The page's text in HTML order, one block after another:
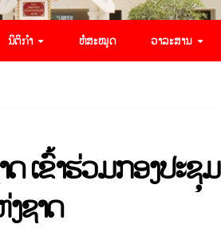
ນິຕິກຳ ຫໍສະໝຸດ ວາລະສານ
ເຂົ້າຮ່ວມກອງປະຊຸມ
ຊາດ